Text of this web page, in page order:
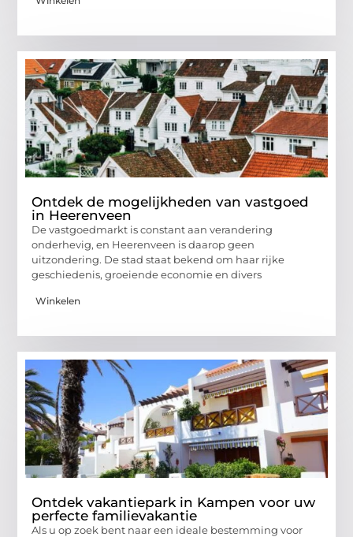
Ontdek de mogelijkheden van vastgoed
in Heerenveen
De vastgoedmarkt is constant aan verandering
onderhevig, en Heerenveen is daarop geen
uitzondering. De stad staat bekend om haar rijke
geschiedenis, groeiende economie en divers
Winkelen
Ontdek vakantiepark in Kampen voor uw
perfecte familievakantie
Als u op zoek bent naar een ideale bestemming voor